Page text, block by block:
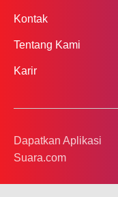
Kontak
Tentang Kami
Karir
Dapatkan Aplikasi
Suara.com